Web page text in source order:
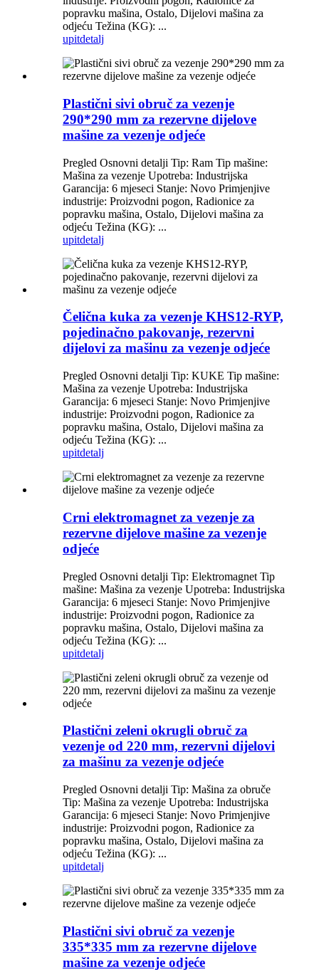
popravku mašina, Ostalo, Dijelovi mašina za
odjeću Težina (KG): ...
upitdetalj
Plastični sivi obruč za vezenje
290*290 mm za rezervne dijelove
mašine za vezenje odjeće
Pregled Osnovni detalji Tip: Ram Tip mašine:
Mašina za vezenje Upotreba: Industrijska
Garancija: 6 mjeseci Stanje: Novo Primjenjive
industrije: Proizvodni pogon, Radionice za
popravku mašina, Ostalo, Dijelovi mašina za
odjeću Težina (KG): ...
upitdetalj
Čelična kuka za vezenje KHS12-RYP,
pojedinačno pakovanje, rezervni
dijelovi za mašinu za vezenje odjeće
Pregled Osnovni detalji Tip: KUKE Tip mašine:
Mašina za vezenje Upotreba: Industrijska
Garancija: 6 mjeseci Stanje: Novo Primjenjive
industrije: Proizvodni pogon, Radionice za
popravku mašina, Ostalo, Dijelovi mašina za
odjeću Težina (KG): ...
upitdetalj
Crni elektromagnet za vezenje za
rezervne dijelove mašine za vezenje
odjeće
Pregled Osnovni detalji Tip: Elektromagnet Tip
mašine: Mašina za vezenje Upotreba: Industrijska
Garancija: 6 mjeseci Stanje: Novo Primjenjive
industrije: Proizvodni pogon, Radionice za
popravku mašina, Ostalo, Dijelovi mašina za
odjeću Težina (KG): ...
upitdetalj
Plastični zeleni okrugli obruč za
vezenje od 220 mm, rezervni dijelovi
za mašinu za vezenje odjeće
Pregled Osnovni detalji Tip: Mašina za obruče
Tip: Mašina za vezenje Upotreba: Industrijska
Garancija: 6 mjeseci Stanje: Novo Primjenjive
industrije: Proizvodni pogon, Radionice za
popravku mašina, Ostalo, Dijelovi mašina za
odjeću Težina (KG): ...
upitdetalj
Plastični sivi obruč za vezenje
335*335 mm za rezervne dijelove
mašine za vezenje odjeće